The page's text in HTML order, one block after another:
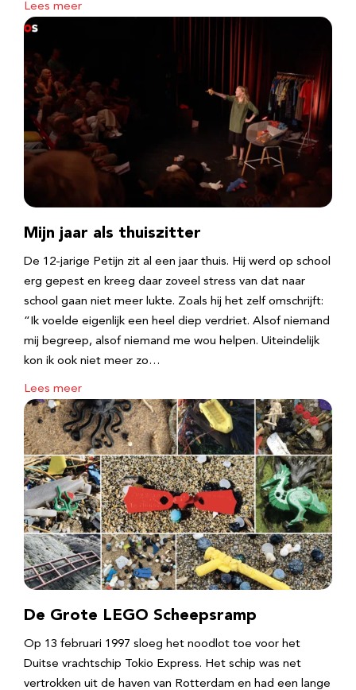
Lees meer
Mijn jaar als thuiszitter
De 12-jarige Petijn zit al een jaar thuis. Hij werd op school
erg gepest en kreeg daar zoveel stress van dat naar
school gaan niet meer lukte. Zoals hij het zelf omschrijft:
“Ik voelde eigenlijk een heel diep verdriet. Alsof niemand
mij begreep, alsof niemand me wou helpen. Uiteindelijk
kon ik ook niet meer zo…
Lees meer
De Grote LEGO Scheepsramp
Op 13 februari 1997 sloeg het noodlot toe voor het
Duitse vrachtschip Tokio Express. Het schip was net
vertrokken uit de haven van Rotterdam en had een lange